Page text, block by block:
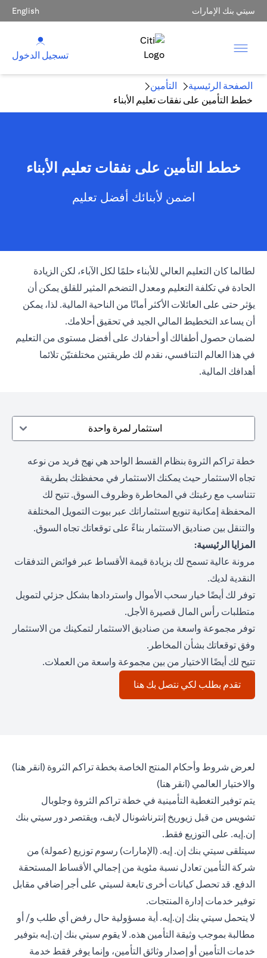
سيتي بنك الإمارات English
تسجيل الدخول
الصفحة الرئيسية
التأمين
خطط التأمين على نفقات تعليم الأبناء
خطط التأمين على نفقات تعليم الأبناء
اضمن لأبنائك أفضل تعليم
لطالما كان التعليم العالي للأبناء حلمًا لكل الآباء، لكن الزيادة
الحادة في تكلفة التعليم ومعدل التضخم المثير للقلق يمكن أن
يؤثر حتى على العائلات الأكثر أمانًا من الناحية المالية. لذا، يمكن
أن يساعد التخطيط المالي الجيد في تحقيق أحلامك.
لضمان حصول أطفالك أو أحفادك على أفضل مستوى من التعليم
في هذا العالم التنافسي، نقدم لك طريقتين مختلفتيّن تلائما
أهدافك المالية.
استثمار لمرة واحدة
خطة تراكم الثروة بنظام القسط الواحد هي نهج فريد من نوعه
تجاه الاستثمار حيث يمكنك الاستثمار في محفظتك بطريقة
تتناسب مع رغبتك في المخاطرة وظروف السوق. تتيح لك
المحفظة إمكانية تنويع استثماراتك عبر بيوت التمويل المختلفة
والتنقل بين صناديق الاستثمار بناءً على توقعاتك تجاه السوق.
المزايا الرئيسية:
مرونة عالية تسمح لك بزيادة قيمة الأقساط عبر فوائض التدفقات
النقدية لديك.
توفر لك أيضًا خيار سحب الأموال واستردادها بشكل جزئي لتمويل
متطلبات رأس المال قصيرة الأجل.
توفر مجموعة واسعة من صناديق الاستثمار لتمكينك من الاستثمار
وفق توقعاتك بشأن المخاطر.
تتيح لك أيضًا الاختيار من بين مجموعة واسعة من العملات.
تقدم بطلب لكي نتصل بك هنا
لعرض شروط وأحكام المنتج الخاصة بخطة تراكم الثروة (انقر هنا(opens in a new tab)
)
والاختيار العالمي (انقر هنا(opens in a new tab)
)
يتم توفير التغطية التأمينية في خطة تراكم الثروة وجلوبال
تشويس من قبل زيوريخ إنترناشونال لايف، ويقتصر دور سيتي بنك
إن.إيه. على التوزيع فقط.
سيتلقى سيتي بنك إن. إيه. (الإمارات) رسوم توزيع (عمولة) من
شركة التأمين تعادل نسبة مئوية من إجمالي الأقساط المستحقة
الدفع. قد تحصل كيانات أخرى تابعة لسيتي على أجر إضافي مقابل
توفير خدمات إدارة المنتجات.
لا يتحمل سيتي بنك إن.إيه. أية مسؤولية حال رفض أي طلب و/ أو
مطالبة بموجب وثيقة التأمين هذه. لا يقوم سيتي بنك إن.إيه بتوفير
خدمات التأمين أو إصدار وثائق التأمين، وإنما يوفر فقط خدمة